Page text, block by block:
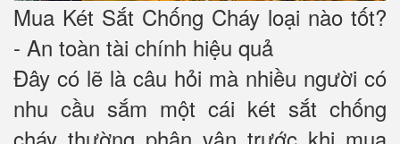
Mua Két Sắt Chống Cháy loại nào tốt?
- An toàn tài chính hiệu quả
Đây có lẽ là câu hỏi mà nhiều người có
nhu cầu sắm một cái két sắt chống